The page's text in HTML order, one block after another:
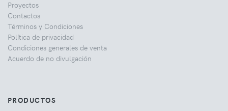
Proyectos
Contactos
Términos y Condiciones
Política de privacidad
Condiciones generales de venta
Acuerdo de no divulgación
PRODUCTOS